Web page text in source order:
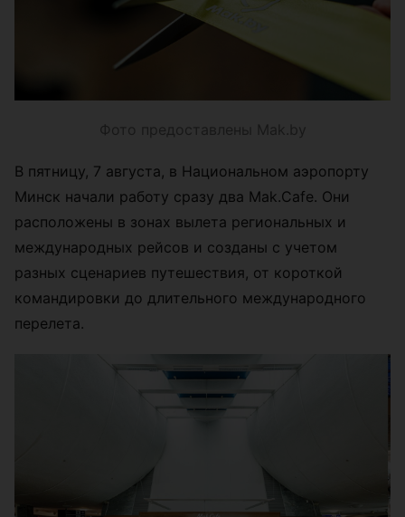
Фото предоставлены Mak.by
В пятницу, 7 августа, в Национальном аэропорту
Минск начали работу сразу два Mak.Cafe. Они
расположены в зонах вылета региональных и
международных рейсов и созданы с учетом
разных сценариев путешествия, от короткой
командировки до длительного международного
перелета.